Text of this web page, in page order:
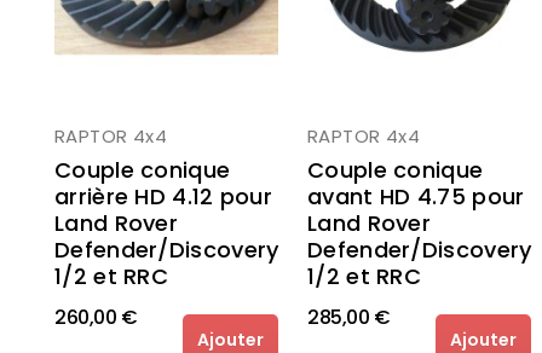
RAPTOR 4x4
Couple conique
arrière HD 4.12 pour
Land Rover
Defender/Discovery
1/2 et RRC
260,00 €
Ajouter
RAPTOR 4x4
Couple conique
avant HD 4.75 pour
Land Rover
Defender/Discovery
1/2 et RRC
285,00 €
Ajouter